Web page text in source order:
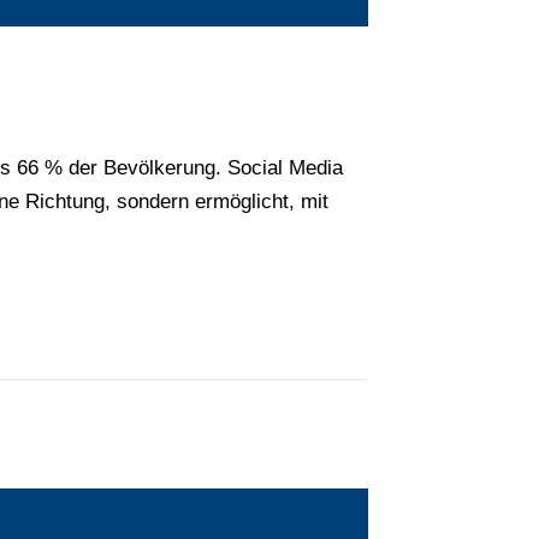
66 % der Bevölkerung. Social Media
Richtung, sondern ermöglicht, mit